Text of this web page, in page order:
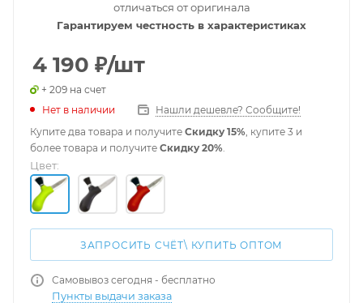
отличаться от оригинала
Гарантируем честность в характеристиках
4 190 ₽/шт
+ 209 на счет
Нет в наличии
Нашли дешевле? Сообщите!
Купите два товара и получите Скидку 15%, купите 3 и
более товара и получите Скидку 20%.
Цвет:
ЗАПРОСИТЬ СЧЁТ\ КУПИТЬ ОПТОМ
Самовывоз сегодня - бесплатно
Пункты выдачи заказа